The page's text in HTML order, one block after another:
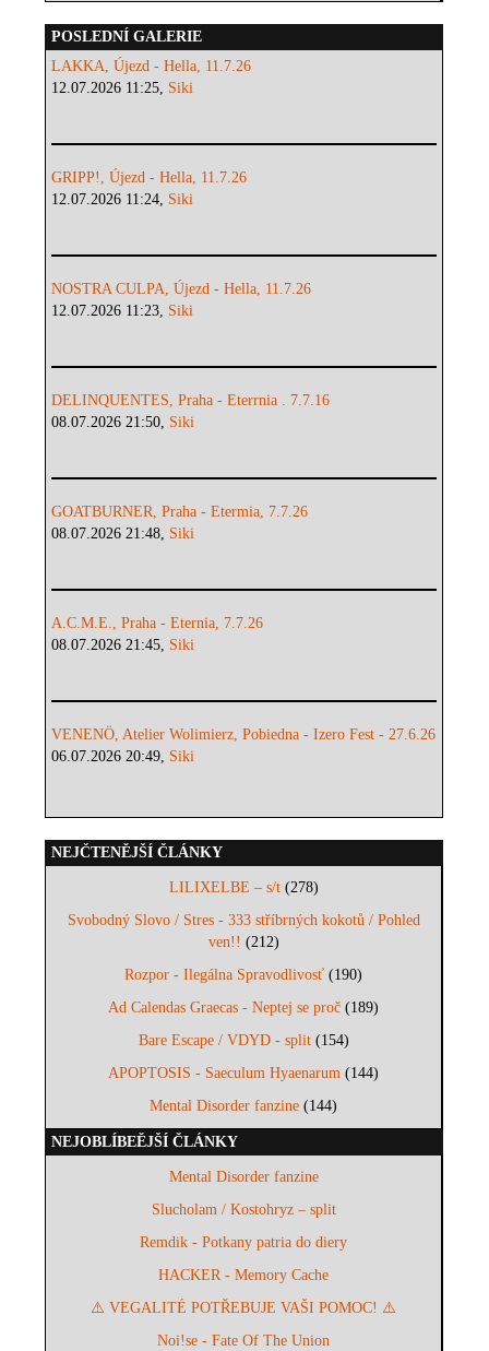
POSLEDNÍ GALERIE
LAKKA, Újezd - Hella, 11.7.26
12.07.2026 11:25, Siki
GRIPP!, Újezd - Hella, 11.7.26
12.07.2026 11:24, Siki
NOSTRA CULPA, Újezd - Hella, 11.7.26
12.07.2026 11:23, Siki
DELINQUENTES, Praha - Eterrnia . 7.7.16
08.07.2026 21:50, Siki
GOATBURNER, Praha - Etermia, 7.7.26
08.07.2026 21:48, Siki
A.C.M.E., Praha - Eternia, 7.7.26
08.07.2026 21:45, Siki
VENENÖ, Atelier Wolimierz, Pobiedna - Izero Fest - 27.6.26
06.07.2026 20:49, Siki
NEJČTENĚJŠÍ ČLÁNKY
LILIXELBE – s/t(278)
Svobodný Slovo / Stres - 333 stříbrných kokotů / Pohled
ven!! (212)
Rozpor - Ilegálna Spravodlivosť (190)
Ad Calendas Graecas - Neptej se proč (189)
Bare Escape / VDYD - split(154)
APOPTOSIS - Saeculum Hyaenarum (144)
Mental Disorder fanzine (144)
NEJOBLÍBEĚJŠÍ ČLÁNKY
Mental Disorder fanzine
Slucholam / Kostohryz – split
Remdik - Potkany patria do diery
HACKER - Memory Cache
⚠️ VEGALITÉ POTŘEBUJE VAŠI POMOC! ⚠️
Noi!se - Fate Of The Union